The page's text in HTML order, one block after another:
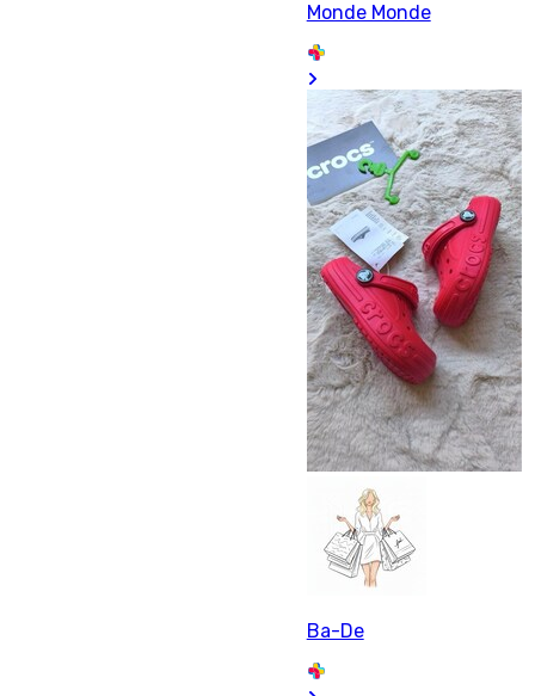
Monde Monde
Ba-De